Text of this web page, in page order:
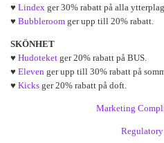
♥ Lindex ger 30% rabatt på alla
♥ Bubbleroom ger upp till 20% rabatt.
SKÖNHET
♥ Hudoteket ger 20% rabatt på BUS.
♥ Eleven ger upp till 30% rabatt på
♥ Kicks ger 20% rabatt på doft.
Marketing